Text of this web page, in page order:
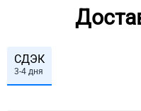
СДЭК
3-4 дня